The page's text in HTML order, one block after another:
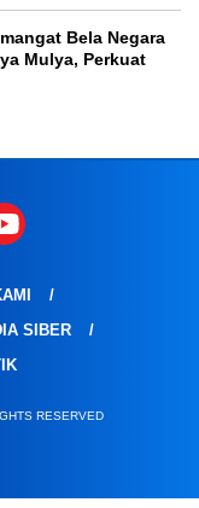
Bela Negara
Mulya, Perkuat
SIBER
RESERVED